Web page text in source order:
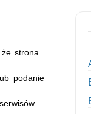
strona
podanie